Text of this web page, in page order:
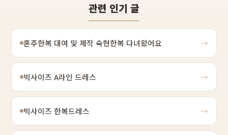
관련 인기 글
혼주한복 대여 및 제작 숙현한복 다녀왔어요 →
빅사이즈 A라인 드레스 →
빅사이즈 한복드레스 →